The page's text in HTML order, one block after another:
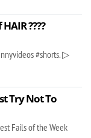
????
#shorts. ▷
Try Not To
Fails of the Week